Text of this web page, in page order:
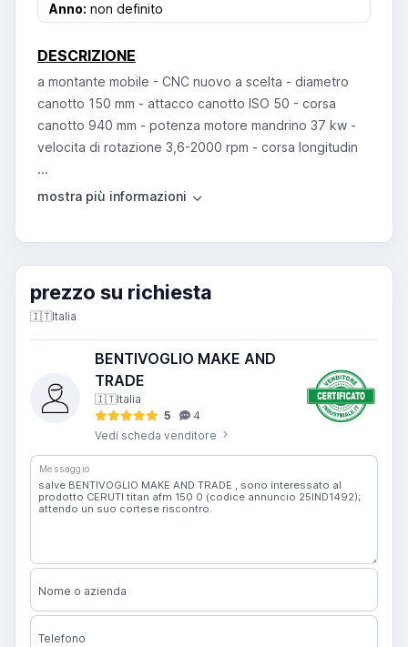
Anno: non definito
DESCRIZIONE
a montante mobile - CNC nuovo a scelta - diametro
canotto 150 mm - attacco canotto ISO 50 - corsa
canotto 940 mm - potenza motore mandrino 37 kw -
velocita di rotazione 3,6-2000 rpm - corsa longitudin
...
prezzo su richiesta
🇮🇹Italia
BENTIVOGLIO MAKE AND
TRADE
🇮🇹Italia
5
4
Vedi scheda venditore
Messaggio
Nome o azienda
Telefono